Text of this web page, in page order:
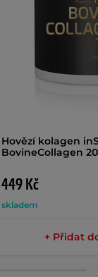
Hovězí kolagen
BovineCollagen
449 Kč
skladem
+ Přidat